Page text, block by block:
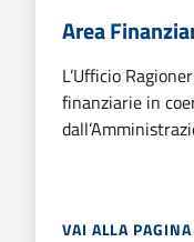
Area
L’Ufficio
finanziarie in
VAI ALLA PAGINA